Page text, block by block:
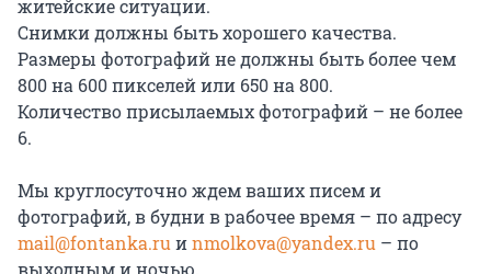
житейские ситуации.
Снимки должны быть хорошего качества.
Размеры фотографий не должны быть более чем
800 на 600 пикселей или 650 на 800.
Количество присылаемых фотографий – не более
6.
Мы круглосуточно ждем ваших писем и
фотографий, в будни в рабочее время – по адресу
mail@fontanka.ru иnmolkova@yandex.ru – по
выходным и ночью.